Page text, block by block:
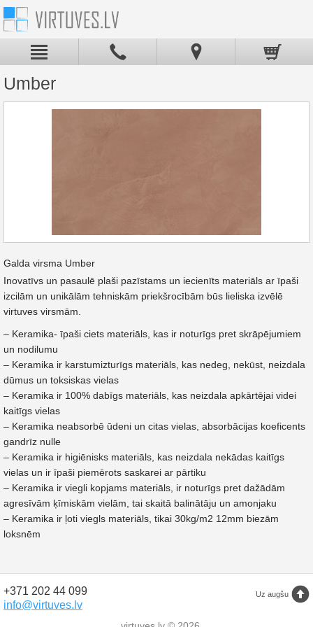
Umber
Galda virsma Umber
Inovatīvs un pasaulē plaši pazīstams un iecienīts materiāls ar īpaši
izcilām un unikālām tehniskām priekšrocībām būs lieliska izvēlē
virtuves virsmām.
– Keramika- īpaši ciets materiāls, kas ir noturīgs pret skrāpējumiem
un nodilumu
– Keramika ir karstumizturīgs materiāls, kas nedeg, nekūst, neizdala
dūmus un toksiskas vielas
– Keramika ir 100% dabīgs materiāls, kas neizdala apkārtējai videi
kaitīgs vielas
– Keramika neabsorbē ūdeni un citas vielas, absorbācijas koeficents
gandrīz nulle
– Keramika ir higiēnisks materiāls, kas neizdala nekādas kaitīgs
vielas un ir īpaši piemērots saskarei ar pārtiku
– Keramika ir viegli kopjams materiāls, ir noturīgs pret dažādām
agresīvām ķīmiskām vielām, tai skaitā balinātāju un amonjaku
– Keramika ir ļoti viegls materiāls, tikai 30kg/m2 12mm biezām
loksnēm
Uz augšu
+371 202 44 099
info@virtuves.lv